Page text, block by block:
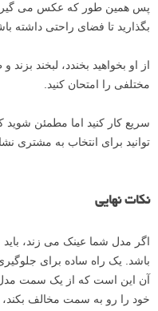
پس همین طور که عکس می گیرید
بگذارید تا فضای راحتی داشته
از او بخواهید بخندد، لبخند
مختلفی را امتحان کنید.
سریع کار کنید اما مطمئن
توانید برای انتخاب به مشتری
نکات نهایی
اگر مدل شما عینک می زند،
باشد. یک راه ساده برای
آن این است که از یک سمت مدل
خود را رو به سمت مخالف